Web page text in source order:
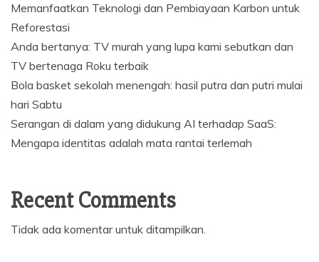
Memanfaatkan Teknologi dan Pembiayaan Karbon untuk
Reforestasi
Anda bertanya: TV murah yang lupa kami sebutkan dan
TV bertenaga Roku terbaik
Bola basket sekolah menengah: hasil putra dan putri mulai
hari Sabtu
Serangan di dalam yang didukung AI terhadap SaaS:
Mengapa identitas adalah mata rantai terlemah
Recent Comments
Tidak ada komentar untuk ditampilkan.